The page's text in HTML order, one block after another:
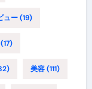
ュー(19)
美容(111)